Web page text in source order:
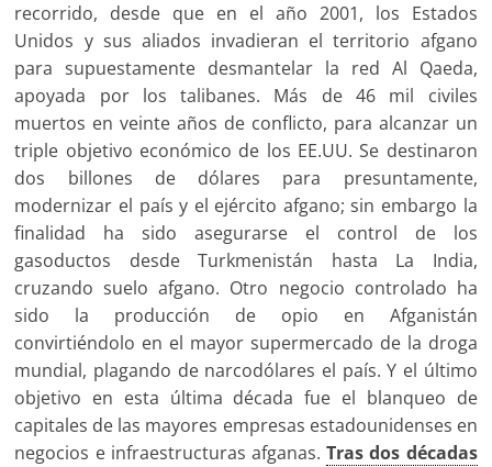
recorrido, desde que en el año 2001, los Estados
Unidos y sus aliados invadieran el territorio afgano
para supuestamente desmantelar la red Al Qaeda,
apoyada por los talibanes. Más de 46 mil civiles
muertos en veinte años de conflicto, para alcanzar un
triple objetivo económico de los EE.UU. Se destinaron
dos billones de dólares para presuntamente,
modernizar el país y el ejército afgano; sin embargo la
finalidad ha sido asegurarse el control de los
gasoductos desde Turkmenistán hasta La India,
cruzando suelo afgano. Otro negocio controlado ha
sido la producción de opio en Afganistán
convirtiéndolo en el mayor supermercado de la droga
mundial, plagando de narcodólares el país. Y el último
objetivo en esta última década fue el blanqueo de
capitales de las mayores empresas estadounidenses en
negocios e infraestructuras afganas.Tras dos décadas